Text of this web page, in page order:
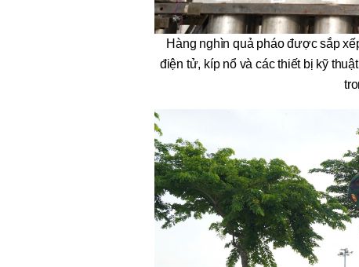
Hàng nghìn quả pháo được sắp
điện tử, kíp nổ và các thiết bị kỹ